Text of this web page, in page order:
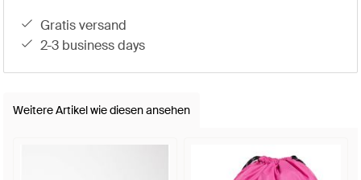
gratis versand
2-3 business days
Weitere Artikel wie diesen ansehen